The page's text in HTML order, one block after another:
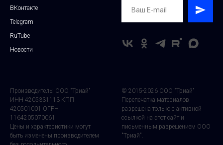
ВКонтакте
Telegram
RuTube
Новости
Производитель: ООО "Триай"
ИНН 4205331113 КПП
420501001 ОГРН
1164205070061
Цены и характеристики могут
быть изменены производителем
© 2015-2026 ООО "Триай"
Перепечатка материалов
разрешена только с активной
ссылкой на этот сайт и
письменным разрешением ООО
"Триай".